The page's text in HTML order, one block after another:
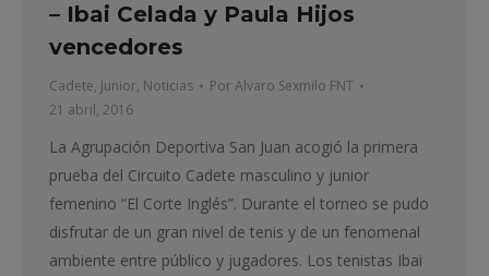
– Ibai Celada y Paula Hijos
vencedores
Cadete, Junior, Noticias PorAlvaro Sexmilo FNT
21 abril, 2016
La Agrupación Deportiva San Juan acogió la primera
prueba del Circuito Cadete masculino y junior
femenino “El Corte Inglés”. Durante el torneo se pudo
disfrutar de un gran nivel de tenis y de un fenomenal
ambiente entre público y jugadores. Los tenistas Ibai